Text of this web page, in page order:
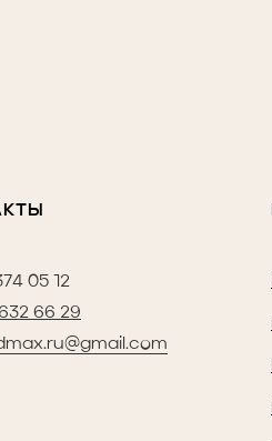
05 12
66 29